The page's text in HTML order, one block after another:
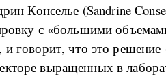
Конселье (Sandrine
с «большими
говорит, что это решение
выращенных в